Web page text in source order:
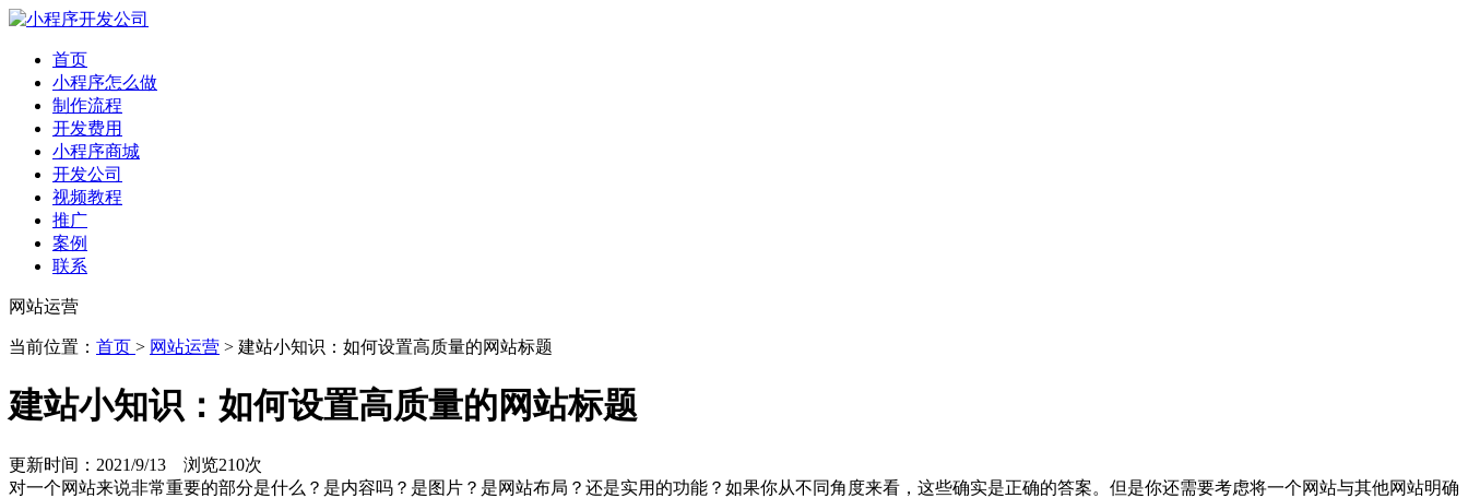
首页
小程序怎么做
制作流程
开发费用
小程序商城
开发公司
视频教程
推广
案例
联系
网站运营
当前位置： 首页 > 网站运营 > 建站小知识：如何设置高质量的网站标题
建站小知识：如何设置高质量的网站标题
更新时间：2021/9/13 浏览210次
对一个网站来说非常重要的部分是什么？是内容吗？是图片？是网站布局？还是实用的功能？如果你从不同角度来看，这些确实是正确的答案。但是你还需要考虑将一个网站与其他网站明确